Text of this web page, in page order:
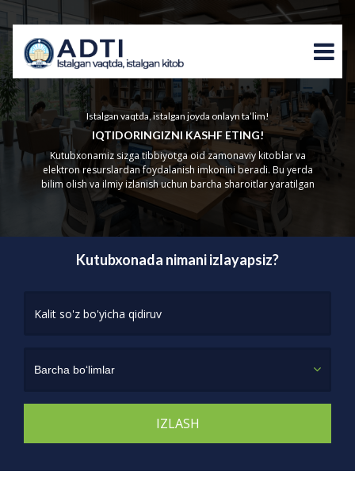
Istalgan vaqtda, istalgan joyda onlayn ta’lim!
IQTIDORINGIZNI KASHF ETING!
Kutubxonamiz sizga tibbiyotga oid zamonaviy kitoblar va
elektron resurslardan foydalanish imkonini beradi. Bu yerda
bilim olish va ilmiy izlanish uchun barcha sharoitlar yaratilgan
Kutubxonada nimani izlayapsiz?
Barcha bo‘limlar